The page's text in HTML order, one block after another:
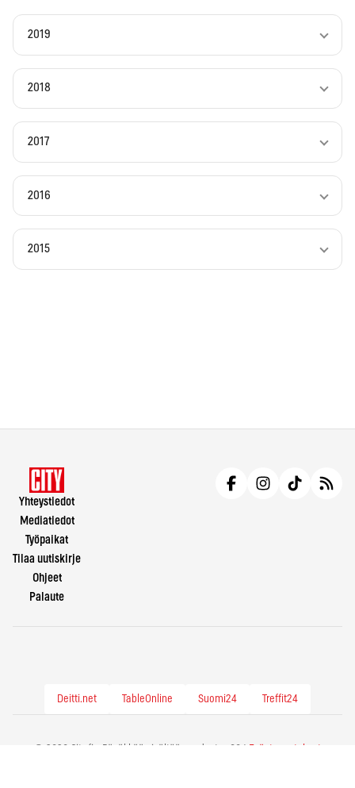
2019
2018
2017
2016
2015
Yhteystiedot
Mediatiedot
Työpaikat
Tilaa uutiskirje
Ohjeet
Palaute
Deitti.net TableOnline Suomi24 Treffit24